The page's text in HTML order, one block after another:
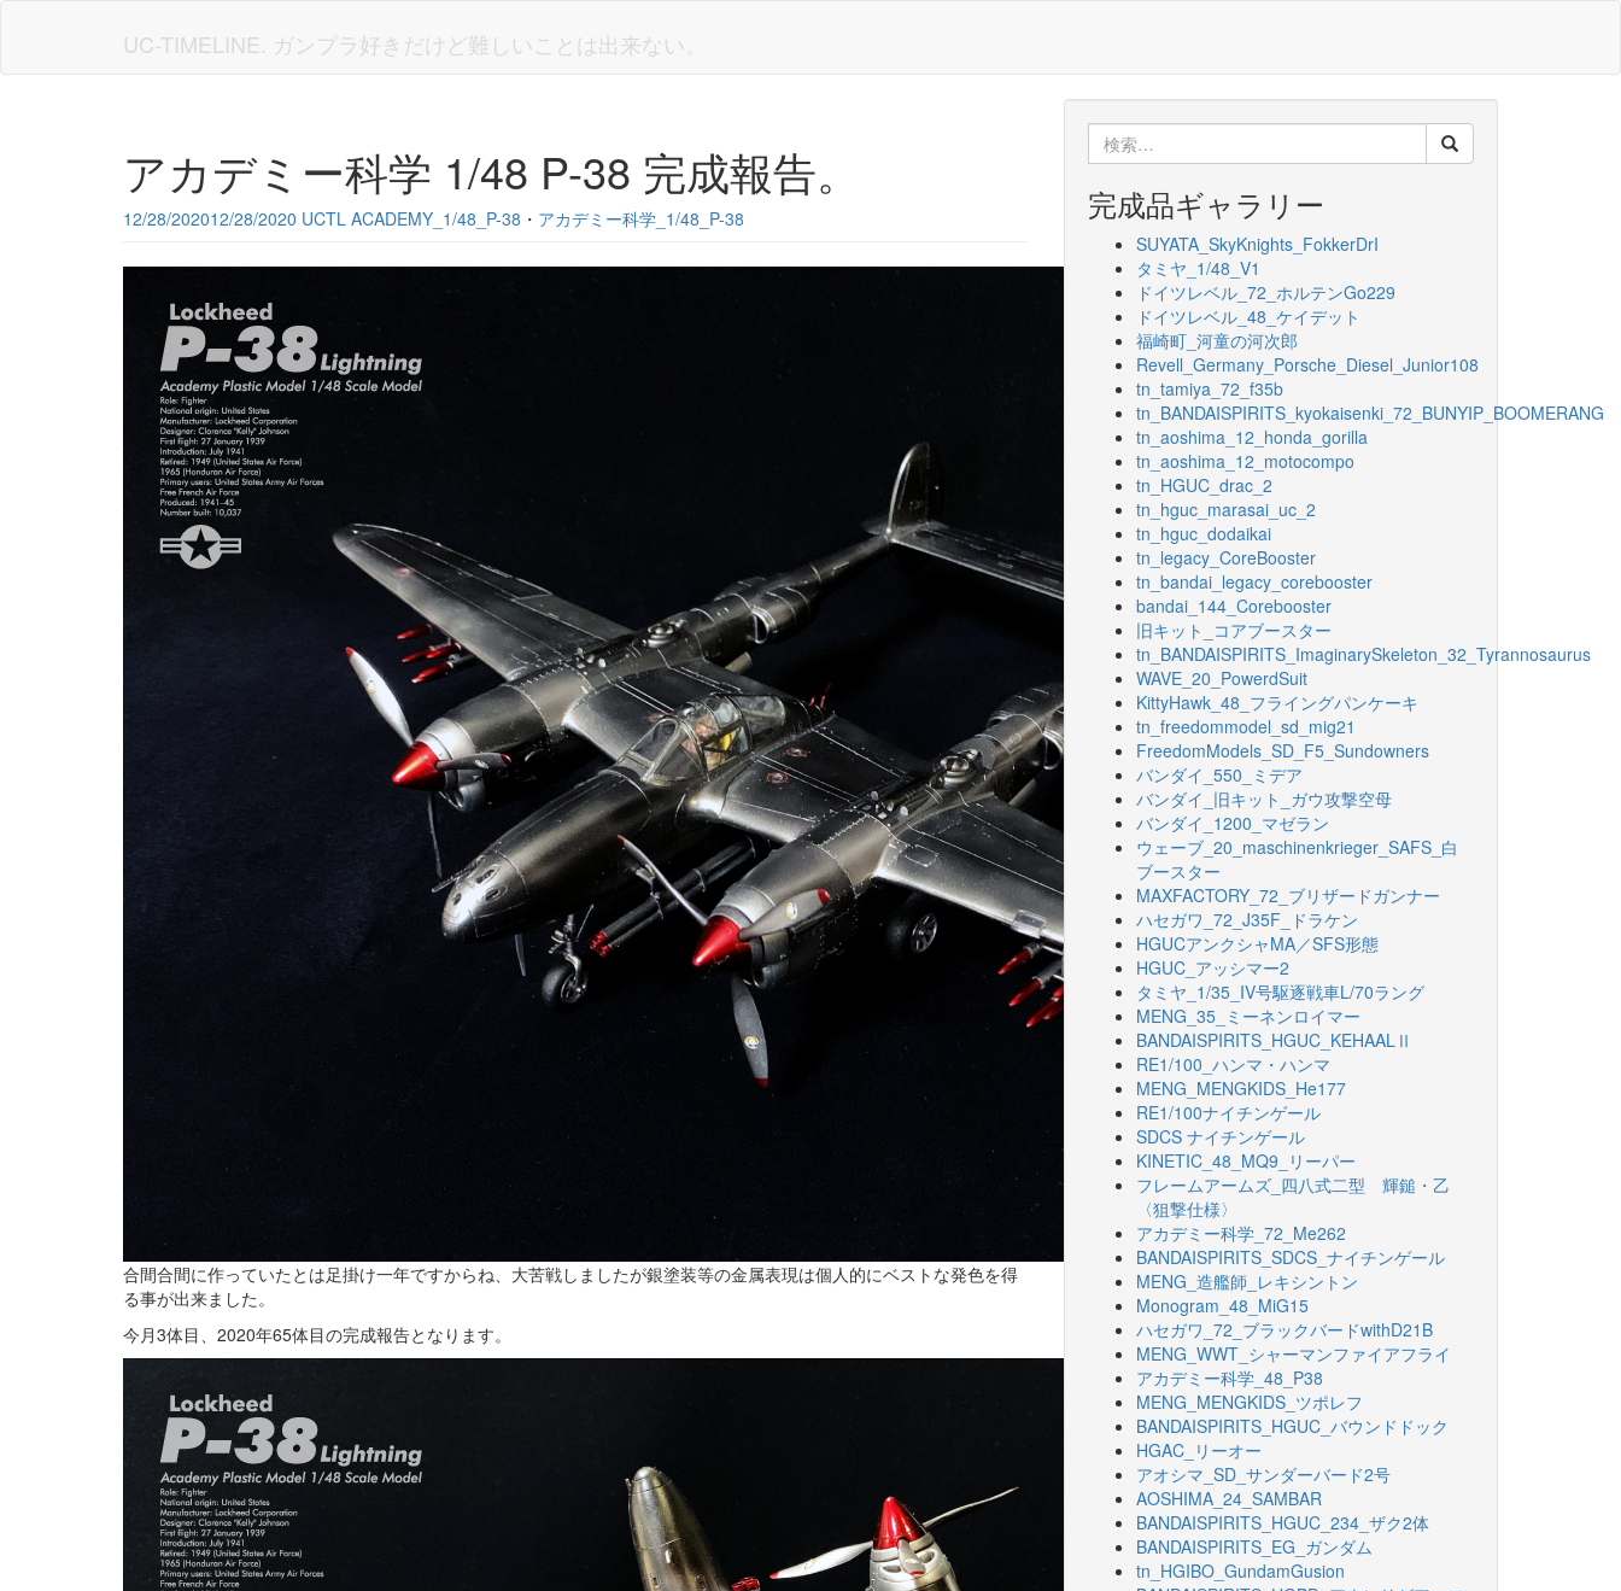
UC-TIMELINE. ガンプラ好きだけど難しいことは出来ない。
アカデミー科学 1/48 P-38 完成報告。
12/28/202012/28/2020 UCTL ACADEMY_1/48_P-38 ・ アカデミー科学_1/48_P-38
合間合間に作っていたとは足掛け一年ですからね、大苦戦しましたが銀塗装等の金属表現は個人的にベストな発色を得
る事が出来ました。
今月3体目、2020年65体目の完成報告となります。
索:
完成品ギャラリー
SUYATA_SkyKnights_FokkerDrI
タミヤ_1/48_V1
ドイツレベル_72_ホルテンGo229
ドイツレベル_48_ケイデット
福崎町_河童の河次郎
Revell_Germany_Porsche_Diesel_Junior108
tn_tamiya_72_f35b
tn_BANDAISPIRITS_kyokaisenki_72_BUNYIP_BOOMERANG
tn_aoshima_12_honda_gorilla
tn_aoshima_12_motocompo
tn_HGUC_drac_2
tn_hguc_marasai_uc_2
tn_hguc_dodaikai
tn_legacy_CoreBooster
tn_bandai_legacy_corebooster
bandai_144_Corebooster
旧キット_コアブースター
tn_BANDAISPIRITS_ImaginarySkeleton_32_Tyrannosaurus
WAVE_20_PowerdSuit
KittyHawk_48_フライングパンケーキ
tn_freedommodel_sd_mig21
FreedomModels_SD_F5_Sundowners
バンダイ_550_ミデア
バンダイ_旧キット_ガウ攻撃空母
バンダイ_1200_マゼラン
ウェーブ_20_maschinenkrieger_SAFS_白
ブースター
MAXFACTORY_72_ブリザードガンナー
ハセガワ_72_J35F_ドラケン
HGUCアンクシャMA／SFS形態
HGUC_アッシマー2
タミヤ_1/35_IV号駆逐戦車L/70ラング
MENG_35_ミーネンロイマー
BANDAISPIRITS_HGUC_KEHAALⅡ
RE1/100_ハンマ・ハンマ
MENG_MENGKIDS_He177
RE1/100ナイチンゲール
SDCS ナイチンゲール
KINETIC_48_MQ9_リーパー
フレームアームズ_四八式二型 輝鎚・乙
〈狙撃仕様〉
アカデミー科学_72_Me262
BANDAISPIRITS_SDCS_ナイチンゲール
MENG_造艦師_レキシントン
Monogram_48_MiG15
ハセガワ_72_ブラックバードwithD21B
MENG_WWT_シャーマンファイアフライ
アカデミー科学_48_P38
MENG_MENGKIDS_ツポレフ
BANDAISPIRITS_HGUC_バウンドドック
HGAC_リーオー
アオシマ_SD_サンダーバード2号
AOSHIMA_24_SAMBAR
BANDAISPIRITS_HGUC_234_ザク2体
BANDAISPIRITS_EG_ガンダム
tn_HGIBO_GundamGusion